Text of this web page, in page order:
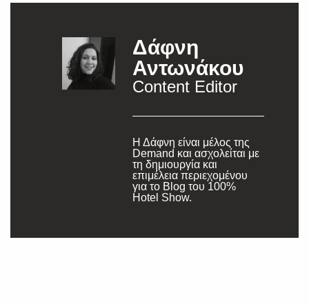
Δάφνη
Αντωνάκου
Content Editor
Η Δάφνη είναι μέλος της
Demand και ασχολείται με
τη δημιουργία και
επιμέλεια περιεχομένου
για το Blog του 100%
Hotel Show.
SUBSCRIBE